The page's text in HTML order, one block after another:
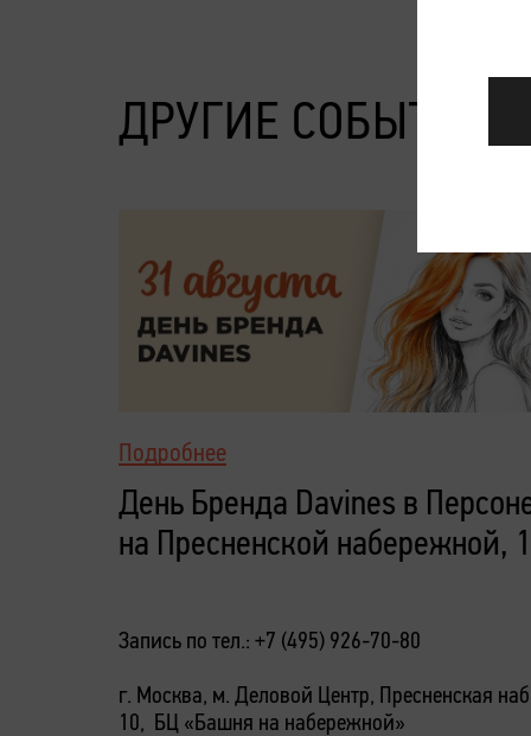
ДРУГИЕ СОБЫТИЯ
Подробнее
День Бренда Davines в
на Пресненской набережной,
Запись по тел.: +7 (495) 926-70-80
г. Москва, м. Деловой Центр, Пресненская
10, БЦ «Башня на набережной»